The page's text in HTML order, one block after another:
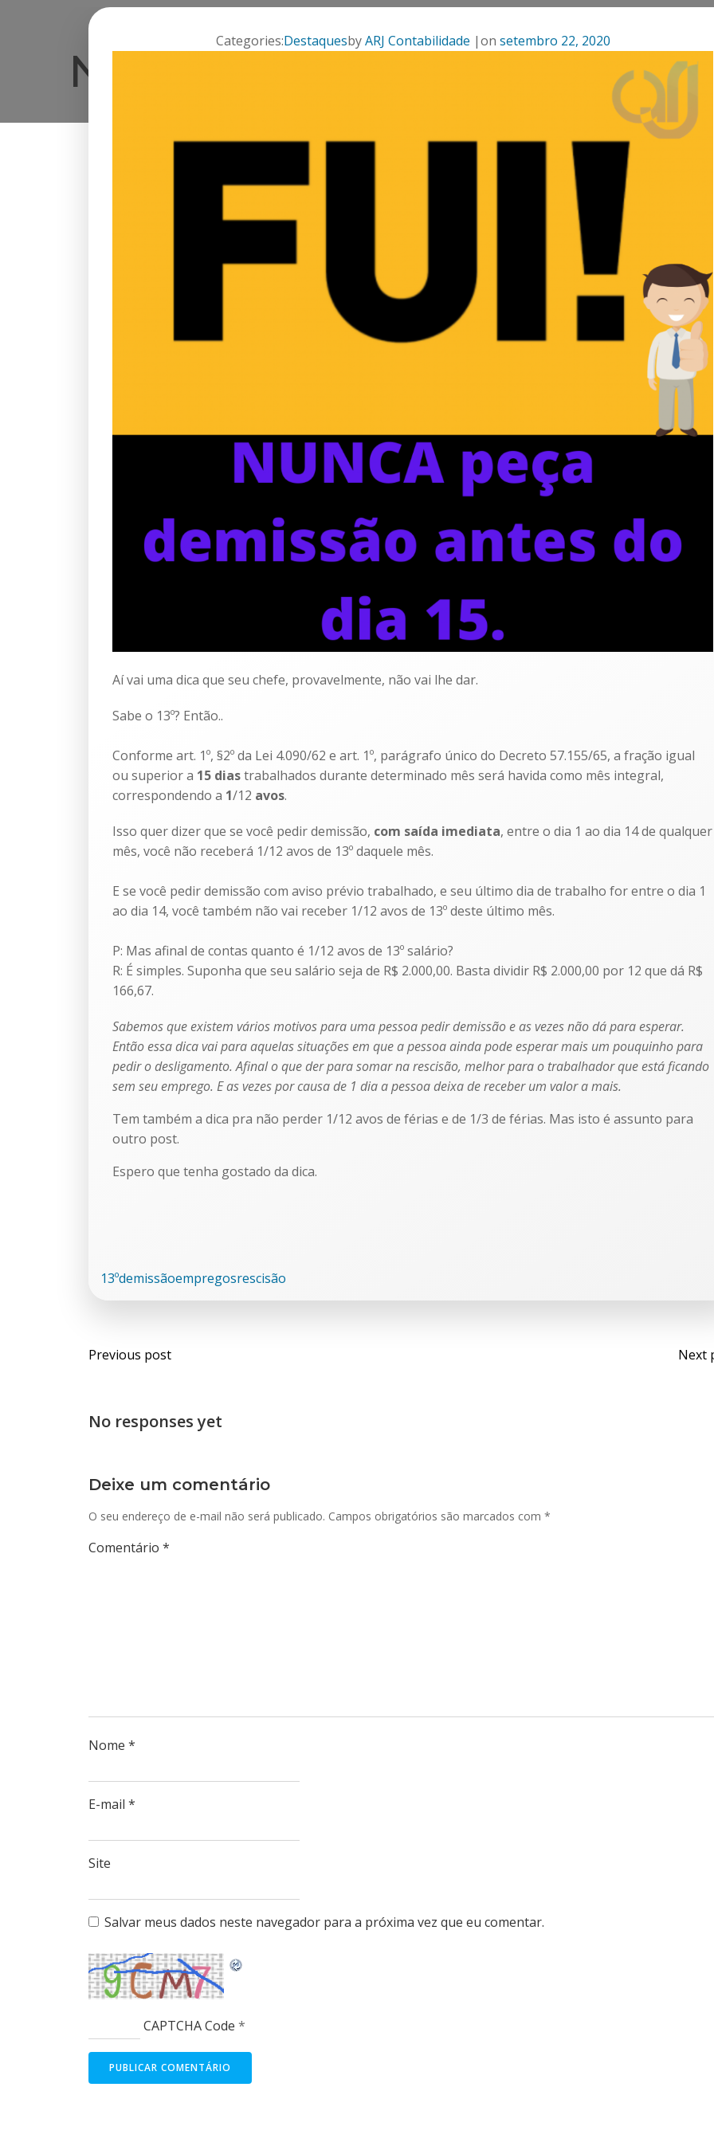
Nunca peça demissão antes
Categories:Destaquesby ARJ Contabilidade |on setembro 22, 2020
Aí vai uma dica que seu chefe, provavelmente, não vai lhe dar.
Sabe o 13º? Então..
Conforme art. 1º, §2º da Lei 4.090/62 e art. 1º, parágrafo único do Decreto 57.155/65, a fração igual
ou superior a 15 diastrabalhados durante determinado mês será havida como mês integral,
correspondendo a 1/12 avos.
Isso quer dizer que se você pedir demissão, com saída imediata, entre o dia 1 ao dia 14 de qualquer
mês, você não receberá 1/12 avos de 13º daquele mês.
E se você pedir demissão com aviso prévio trabalhado, e seu último dia de trabalho for entre o dia 1
ao dia 14, você também não vai receber 1/12 avos de 13º deste último mês.
P: Mas afinal de contas quanto é 1/12 avos de 13º salário?
R: É simples. Suponha que seu salário seja de R$ 2.000,00. Basta dividir R$ 2.000,00 por 12 que dá R$
166,67.
Sabemos que existem vários motivos para uma pessoa pedir demissão e as vezes não dá para esperar.
Então essa dica vai para aquelas situações em que a pessoa ainda pode esperar mais um pouquinho para
pedir o desligamento. Afinal o que der para somar na rescisão, melhor para o trabalhador que está ficando
sem seu emprego. E as vezes por causa de 1 dia a pessoa deixa de receber um valor a mais.
Tem também a dica pra não perder 1/12 avos de férias e de 1/3 de férias. Mas isto é assunto para
outro post.
Espero que tenha gostado da dica.
13ºdemissãoempregosrescisão
Previous post Next
No responses yet
Deixe um comentário
O seu endereço de e-mail não será publicado. Campos obrigatórios são marcados com *
Comentário *
Nome *
E-mail *
Site
Salvar meus dados neste navegador para a próxima vez que eu comentar.
CAPTCHA Code *